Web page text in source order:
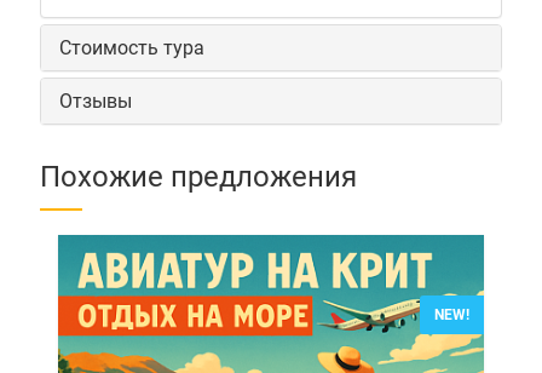
Стоимость тура
Отзывы
Похожие предложения
NEW!